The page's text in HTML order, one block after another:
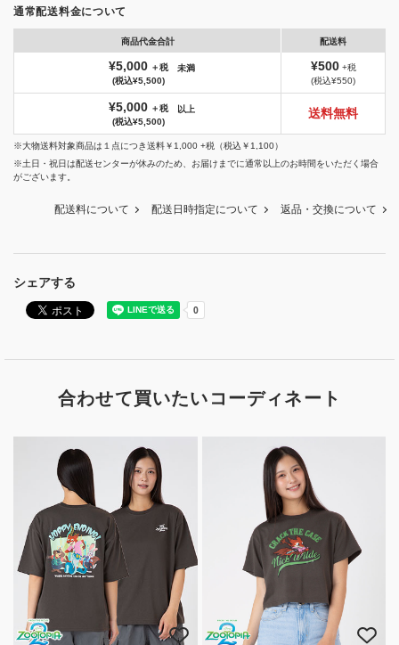
シェアする
通常配送料金について
商品代金合計 配送料
¥5,000 ＋税
(税込¥5,500)
未満 ¥500+税
(税込¥550)
¥5,000 ＋税
(税込¥5,500)
以上 送料無料
※大物送料対象商品は１点につき送料￥1,000 +税（税込￥1,100）
※土日・祝日は配送センターが休みのため、お届けまでに通常以上のお時間をいただく場合
がございます。
配送料について 配送日時指定について 返品・交換について
合わせて買いたいコーディネート